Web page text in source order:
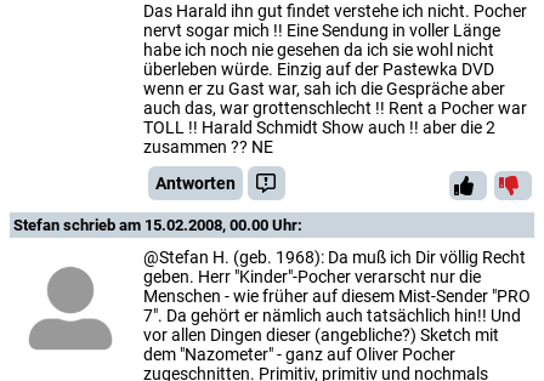
Das Harald ihn gut findet verstehe ich nicht. Pocher
nervt sogar mich !! Eine Sendung in voller Länge
habe ich noch nie gesehen da ich sie wohl nicht
überleben würde. Einzig auf der Pastewka DVD
wenn er zu Gast war, sah ich die Gespräche aber
auch das, war grottenschlecht !! Rent a Pocher war
TOLL !! Harald Schmidt Show auch !! aber die 2
zusammen ?? NE
Antworten
Stefan schrieb am 15.02.2008, 00.00 Uhr:
@Stefan H. (geb. 1968): Da muß ich Dir völlig Recht
geben. Herr "Kinder"-Pocher verarscht nur die
Menschen - wie früher auf diesem Mist-Sender "PRO
7". Da gehört er nämlich auch tatsächlich hin!! Und
vor allen Dingen dieser (angebliche?) Sketch mit
dem "Nazometer" - ganz auf Oliver Pocher
zugeschnitten. Primitiv, primitiv und nochmals